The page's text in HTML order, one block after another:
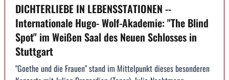
DICHTERLIEBE IN LEBENSSTATIONEN --
Internationale Hugo- Wolf-Akademie: "The Blind
Spot" im Weißen Saal des Neuen Schlosses in
Stuttgart
"Goethe und die Frauen" stand im Mittelpunkt dieses besonderen